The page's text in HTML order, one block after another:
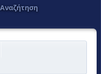
Αναζήτηση